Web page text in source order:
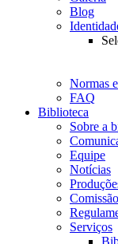
Blog
Normas
FAQ
Biblioteca
Sobre a
Equipe
Notícias
Serviços